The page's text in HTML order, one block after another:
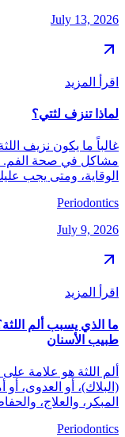
July 13, 2026
اقرأ المزيد
لماذا تنزف لثتي؟
غالباً ما يكون نزيف
مشاكل في صحة الفم.
الوقاية، ومتى يجب
Periodontics
July 9, 2026
اقرأ المزيد
ما الذي يسبب ألم
طبيب الأسنان
ألم اللثة هو علامة
(البلاك)، أو العدوى،
المبكر، والعلاج،
Periodontics